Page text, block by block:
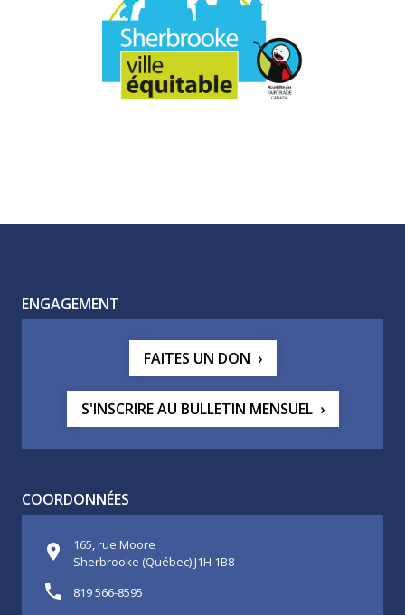
ENGAGEMENT
FAITES UN DON
S'INSCRIRE AU BULLETIN MENSUEL
COORDONNÉES
165, rue Moore
Sherbrooke (Québec) J1H 1B8
819 566-8595